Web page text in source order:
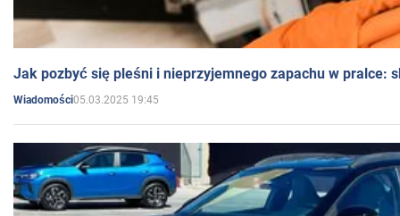
Jak pozbyć się pleśni i nieprzyjemnego zapachu w pralce:
Wiadomości05.03.2025 19:45